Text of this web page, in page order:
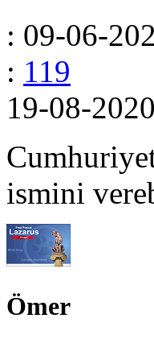
: 09-06-
: 119
19-08-
ismini
Ömer